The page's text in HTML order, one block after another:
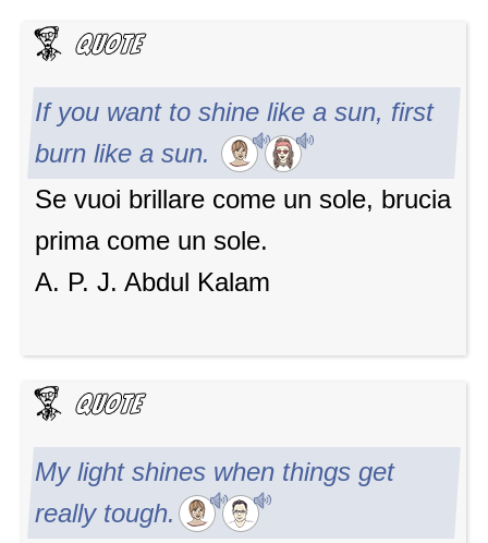
If you want to shine like a sun, first
burn like a sun.
Se vuoi brillare come un sole, brucia
prima come un sole.
A. P. J. Abdul Kalam
My light shines when things get
really tough.